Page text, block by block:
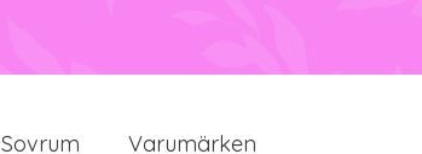
Sovrum Varumärken